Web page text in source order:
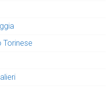
Torinese